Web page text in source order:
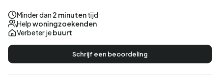
Minder dan 2 minutentijd
Helpwoningzoekenden
Verbeter jebuurt
Schrijf een beoordeling